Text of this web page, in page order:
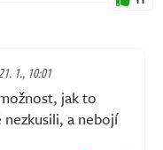
1., 10:01
jak to
a nebojí